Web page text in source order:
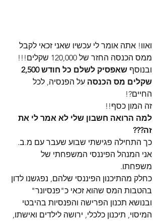
ואוו! אתה אומר לי עכשיו שאני זכאי לקבל
ממס הכנסה החזר של 120,000 שקלים!!!
ובנוסף
שקלים מס הכנסה על הפנסיה, לכל
החיים?!
זה המון כסף!!
למה הרואה חשבון שלי לא אמר לי את
זה???
כך התחילה פגישתי שבוע שעבר עם מ.ב.
אני המנהל הפיננסי המשפחתי של
משפחתו.
כחלק מהתיכנון הפיננסי שלהם, נפגשנו לדון
בהטבות המס שהוא זכאי כ"פנסיונר"
ובנושא תכנון הפרישה והפנסיות בהיבטי
המיסוי, תיכנון כלכלי, ירושה לילדים ואישתו,